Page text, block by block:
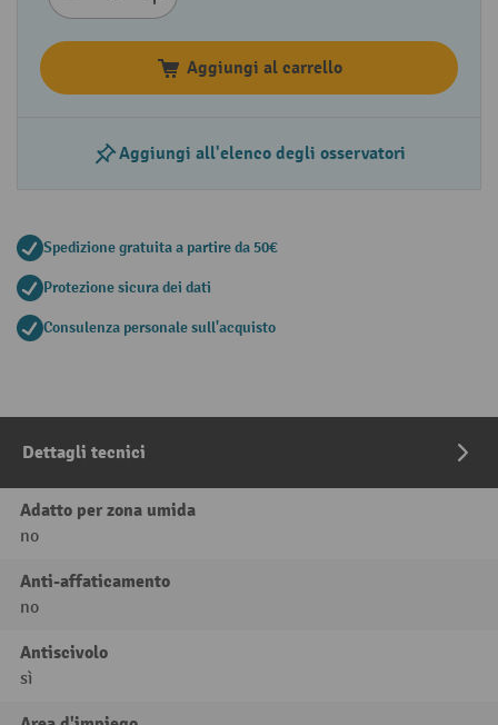
Aggiungi al carrello
Aggiungi all'elenco degli osservatori
Spedizione gratuita a partire da 50€
Protezione sicura dei dati
Consulenza personale sull'acquisto
Dettagli tecnici
Adatto per zona umida
no
Anti-affaticamento
no
Antiscivolo
sì